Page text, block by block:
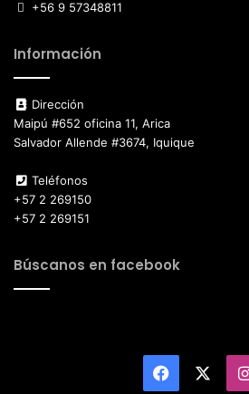
+56 9 57348811
Información
Dirección
Maipú #652 oficina 11, Arica
Salvador Allende #3674, Iquique
Teléfonos
+57 2 269150
+57 2 269151
Búscanos en facebook
Facebook